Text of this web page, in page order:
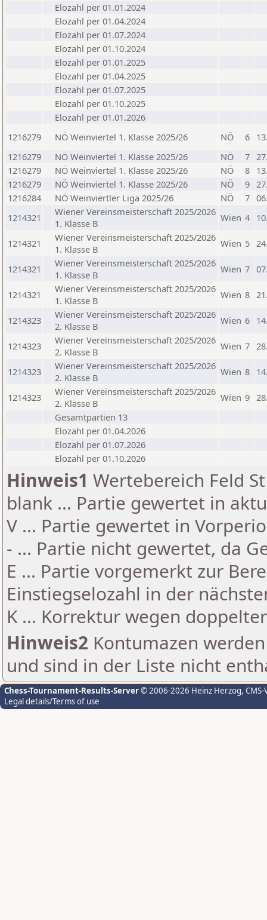
Elozahl per 01.01.2024
Elozahl per 01.04.2024
Elozahl per 01.07.2024
Elozahl per 01.10.2024
Elozahl per 01.01.2025
Elozahl per 01.04.2025
Elozahl per 01.07.2025
Elozahl per 01.10.2025
Elozahl per 01.01.2026
1216279
NÖ Weinviertel 1. Klasse 2025/26 NÖ 6
1216279
NÖ Weinviertel 1. Klasse 2025/26 NÖ 7
1216279
NÖ Weinviertel 1. Klasse 2025/26 NÖ 8
1216279
NÖ Weinviertel 1. Klasse 2025/26 NÖ 9
1216284
NÖ Weinviertler Liga 2025/26 NÖ 7
1214321
Wiener Vereinsmeisterschaft 2025/2026
1. Klasse B
Wien 4
1214321
Wiener Vereinsmeisterschaft 2025/2026
1. Klasse B
Wien 5
1214321
Wiener Vereinsmeisterschaft 2025/2026
1. Klasse B
Wien 7
1214321
Wiener Vereinsmeisterschaft 2025/2026
1. Klasse B
Wien 8
1214323
Wiener Vereinsmeisterschaft 2025/2026
2. Klasse B
Wien 6
1214323
Wiener Vereinsmeisterschaft 2025/2026
2. Klasse B
Wien 7
1214323
Wiener Vereinsmeisterschaft 2025/2026
2. Klasse B
Wien 8
1214323
Wiener Vereinsmeisterschaft 2025/2026
2. Klasse B
Wien 9
Gesamtpartien 13
Elozahl per 01.04.2026
Elozahl per 01.07.2026
Elozahl per 01.10.2026
Hinweis1 Wertebereich Feld
blank ... Partie gewertet in
V ... Partie gewertet in
- ... Partie nicht gewertet, da
E ... Partie vorgemerkt zur
Einstiegselozahl in der
K ... Korrektur wegen
Hinweis2 Kontumazen
und sind in der Liste nicht
Chess-Tournament-Results-Server© 2006-2026 Heinz Herzog,
Legal details/Terms of use